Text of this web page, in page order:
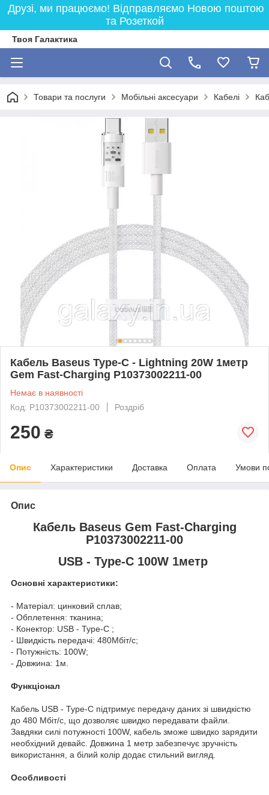
Друзі, ми працюємо! Відправляємо Новою поштою
та Розеткой
Твоя Галактика
Товари та послуги Мобільні аксесуари Кабелі
Кабель Baseus Type-C - Lightning 20W 1метр
Gem Fast-Charging P10373002211-00
Немає в наявності
Код: P10373002211-00
Роздріб
250 ₴
Опис Характеристики Доставка Оплата Умови
Опис
Кабель Baseus Gem Fast-Charging
P10373002211-00
USB - Type-C 100W 1метр
Основні характеристики:
- Матеріал: цинковий сплав;
- Обплетення: тканина;
- Конектор: USB - Type-C ;
- Швидкість передачі: 480Мбіт/с;
- Потужність: 100W;
- Довжина: 1м.
Функціонал
Кабель USB - Type-C підтримує передачу даних зі швидкістю
до 480 Мбіт/с, що дозволяє швидко передавати файли.
Завдяки силі потужності 100W, кабель зможе швидко зарядити
необхідний девайс. Довжина 1 метр забезпечує зручність
використання, а білий колір додає стильний вигляд.
Особливості